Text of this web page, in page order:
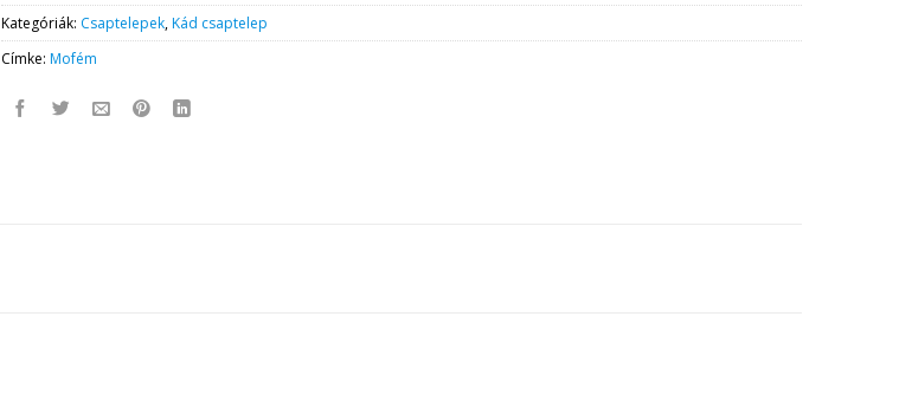
Kategóriák: Csaptelepek,Kád csaptelep
Címke:Mofém